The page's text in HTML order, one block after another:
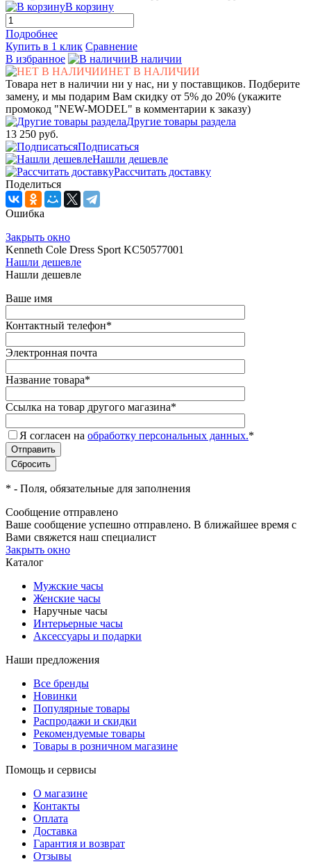
В корзину
Подробнее
Купить в 1 клик Сравнение
В избранное
В наличии
НЕТ В НАЛИЧИИ
Товара нет в наличии ни у нас, ни у поставщиков. Подберите
замену, и мы подарим Вам скидку от 5% до 20% (укажите
промокод "NEW-MODEL" в комментарии к заказу)
Другие товары раздела
13 250 руб.
Подписаться
Нашли дешевле
Рассчитать доставку
Поделиться
Ошибка
Закрыть окно
Kenneth Cole Dress Sport KC50577001
Нашли дешевле
Нашли дешевле
Ваше имя
Контактный телефон*
Электронная почта
Название товара*
Ссылка на товар другого магазина*
Я согласен на обработку персональных данных.*
* - Поля, обязательные для заполнения
Сообщение отправлено
Ваше сообщение успешно отправлено. В ближайшее время с
Вами свяжется наш специалист
Закрыть окно
Каталог
Мужские часы
Женские часы
Наручные часы
Интерьерные часы
Аксессуары и подарки
Наши предложения
Все бренды
Новинки
Популярные товары
Распродажи и скидки
Рекомендуемые товары
Товары в розничном магазине
Помощь и сервисы
О магазине
Контакты
Оплата
Доставка
Гарантия и возврат
Отзывы